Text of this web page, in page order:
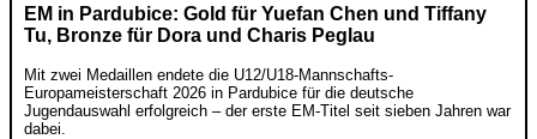
EM in Pardubice: Gold für Yuefan Chen und Tiffany
Tu, Bronze für Dora und Charis Peglau
Mit zwei Medaillen endete die U12/U18-Mannschafts-
Europameisterschaft 2026 in Pardubice für die deutsche
Jugendauswahl erfolgreich – der erste EM-Titel seit sieben Jahren war
dabei.